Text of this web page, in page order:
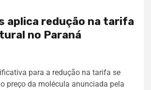
aplica redução na tarifa
no Paraná
para a redução na tarifa se
preço da molécula anunciada pela